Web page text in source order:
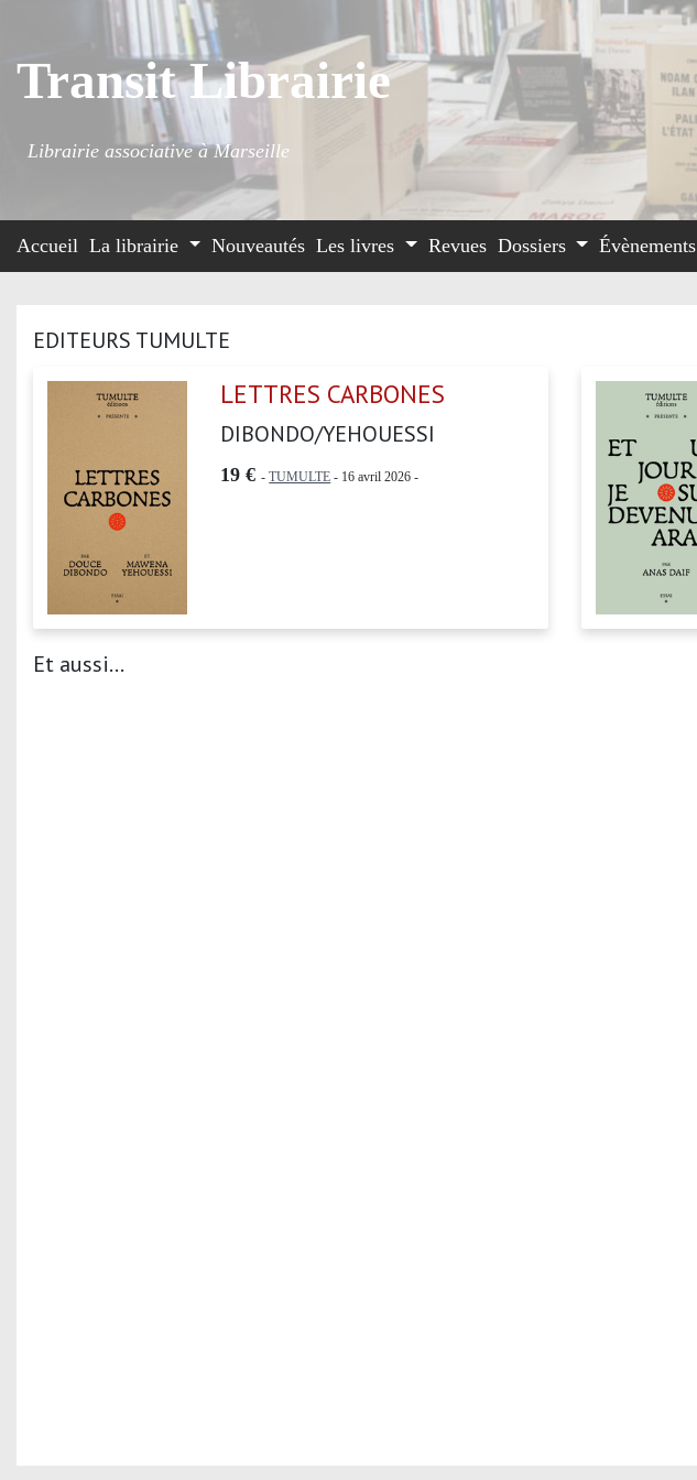
Transit Librairie
Librairie associative à Marseille
Accueil La librairie Nouveautés Les livres Revues Dossiers Évènements
EDITEURS TUMULTE
LETTRES CARBONES
DIBONDO/YEHOUESSI
19 € -TUMULTE - 16 avril 2026 -
Et aussi...